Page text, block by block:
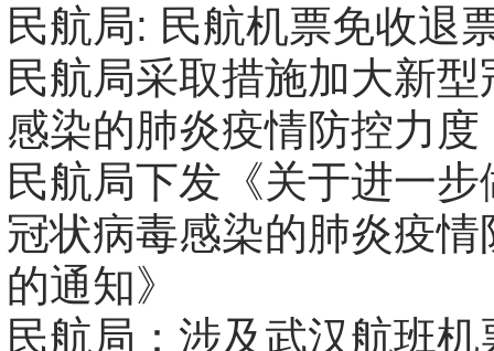
民航局: 民航机票免收退
民航局采取措施加大新
感染的肺炎疫情防控力度
民航局下发《关于进一
冠状病毒感染的肺炎疫情
的通知》
民航局：涉及武汉航班